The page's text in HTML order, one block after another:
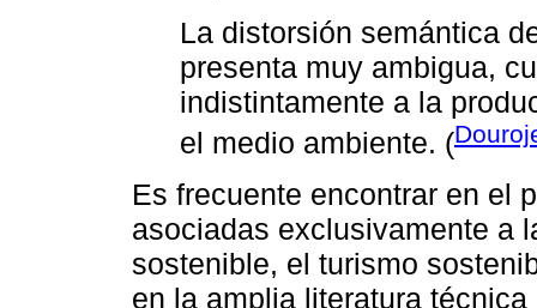
La distorsión semántica
presenta muy ambigua,
indistintamente a la
el medio ambiente. (
Es frecuente encontrar en el
asociadas exclusivamente a
sostenible, el turismo
en la amplia literatura